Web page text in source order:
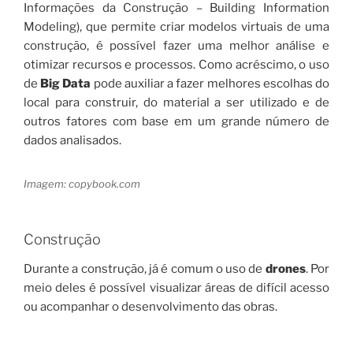
Informações da Construção – Building Information
Modeling), que permite criar modelos virtuais de uma
construção, é possível fazer uma melhor análise e
otimizar recursos e processos. Como acréscimo, o uso
de Big Data pode auxiliar a fazer melhores escolhas do
local para construir, do material a ser utilizado e de
outros fatores com base em um grande número de
dados analisados.
Imagem: copybook.com
Construção
Durante a construção, já é comum o uso de drones. Por
meio deles é possível visualizar áreas de difícil acesso
ou acompanhar o desenvolvimento das obras.